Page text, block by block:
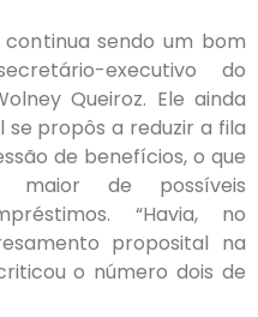
sendo um bom
executivo do
Queiroz. Ele ainda
propôs a reduzir a fila
de benefícios, o que
maior de possíveis
“Havia, no
proposital na
o número dois de